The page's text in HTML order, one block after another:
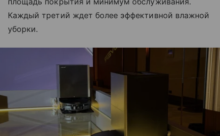
Каждый третий ждет более эффективной влажной
уборки.